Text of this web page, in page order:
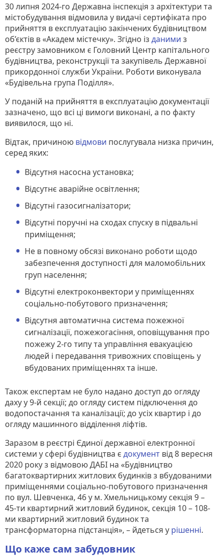
30 липня 2024-го Державна інспекція з архітектури та
містобудування відмовила у видачі сертифіката про
прийняття в експлуатацію закінчених будівництвом
об’єктів в «Академ містечку». Згідно із даними з
реєстру замовником є Головний Центр капітального
будівництва, реконструкції та закупівель Державної
прикордонної служби України. Роботи виконувала
«Будівельна група Поділля».
У поданій на прийняття в експлуатацію документації
зазначено, що всі ці вимоги виконані, а по факту
виявилося, що ні.
Відтак, причиною відмови послугувала низка причин,
серед яких:
Відсутня насосна установка;
Відсутнє аварійне освітлення;
Відсутні газосигналізатори;
Відсутні поручні на сходах спуску в підвальні
приміщення;
Не в повному обсязі виконано роботи щодо
забезпечення доступності для маломобільних
груп населення;
Відсутні електроконвектори у приміщеннях
соціально-побутового призначення;
Відсутня автоматична система пожежної
сигналізації, пожежогасіння, оповіщування про
пожежу 2-го типу та управління евакуацією
людей і передавання тривожних сповіщень у
вбудованих приміщеннях та інше.
Також експертам не було надано доступ до огляду
даху у 9-й секції; до огляду систем підключення до
водопостачання та каналізації; до усіх квартир і до
огляду машинного відділення ліфтів.
Заразом в реєстрі Єдиної державної електронної
системи у сфері будівництва єдокумент від 8 вересня
2020 року з відмовою ДАБІ на «Будівництво
багатоквартирних житлових будинків з вбудованими
приміщеннями соціально-побутового призначення
по вул. Шевченка, 46 у м. Хмельницькому секція 9 –
45-ти квартирний житловий будинок, секція 10 – 108-
ми квартирний житловий будинок та
трансформаторна підстанція», – йдеться у рішенні.
Що каже сам забудовник